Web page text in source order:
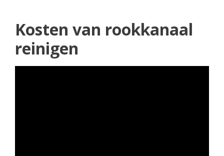
Kosten van rookkanaal
reinigen